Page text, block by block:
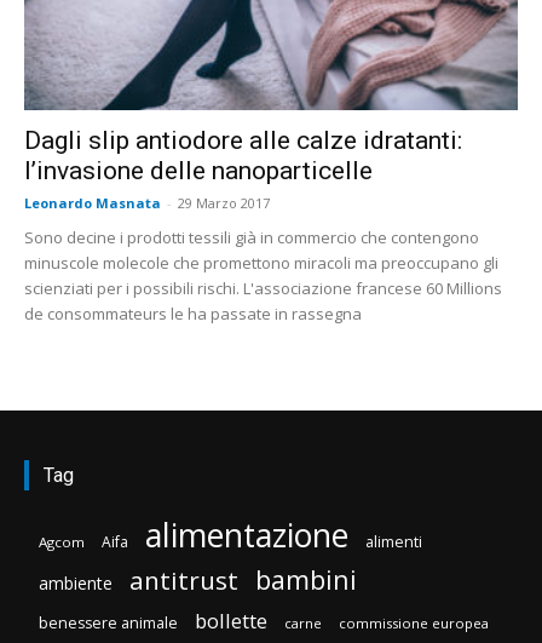
Dagli slip antiodore alle calze idratanti:
l’invasione delle nanoparticelle
Leonardo Masnata - 29 Marzo 2017
Sono decine i prodotti tessili già in commercio che contengono
minuscole molecole che promettono miracoli ma preoccupano gli
scienziati per i possibili rischi. L'associazione francese 60 Millions
de consommateurs le ha passate in rassegna
Tag
Agcom Aifa alimentazione alimenti
ambiente antitrust bambini
benessere animale bollette carne commissione europea